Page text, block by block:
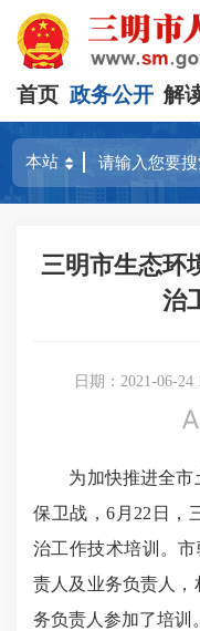
首页 政务公开 解
三明市生态环
治
日期：2021-06-24
为加快推进全市
保卫战，6月22日，
治工作技术培训。
责人及业务负责人
务负责人参加了培训。